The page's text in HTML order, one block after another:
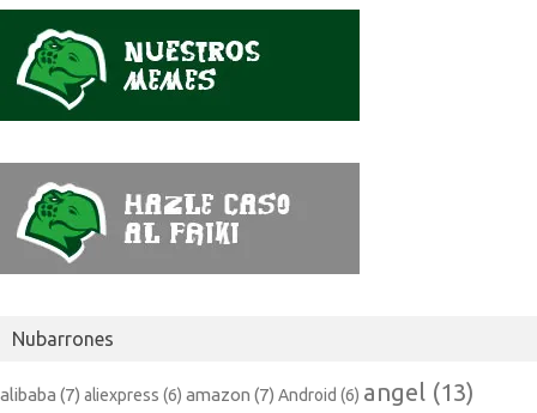
Nubarrones
alibaba (7) aliexpress (6) amazon (7) Android (6) angel (13)